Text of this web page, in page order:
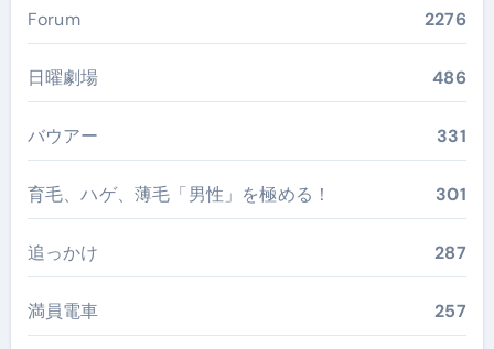
Forum 2276
日曜劇場 486
バウアー 331
育毛、ハゲ、薄毛「男性」を極める！ 301
追っかけ 287
満員電車 257